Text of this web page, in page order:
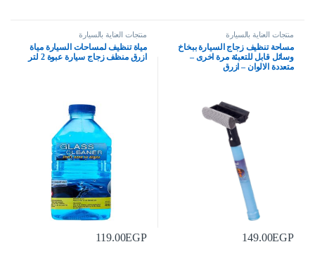
منتجات العناية بالسيارة
مساحة تنظيف زجاج السيارة ببخاخ
وسائل قابل للتعبئة مرة اخرى –
متعددة الالوان – ازرق
149.00EGP
منتجات العناية بالسيارة
مياة تنظيف لمساحات السيارة مياة
ازرق منظف زجاج سيارة عبوة 2 لتر
119.00EGP